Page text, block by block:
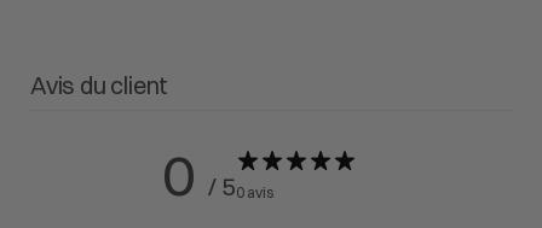
Avis du client
0 / 50 avis